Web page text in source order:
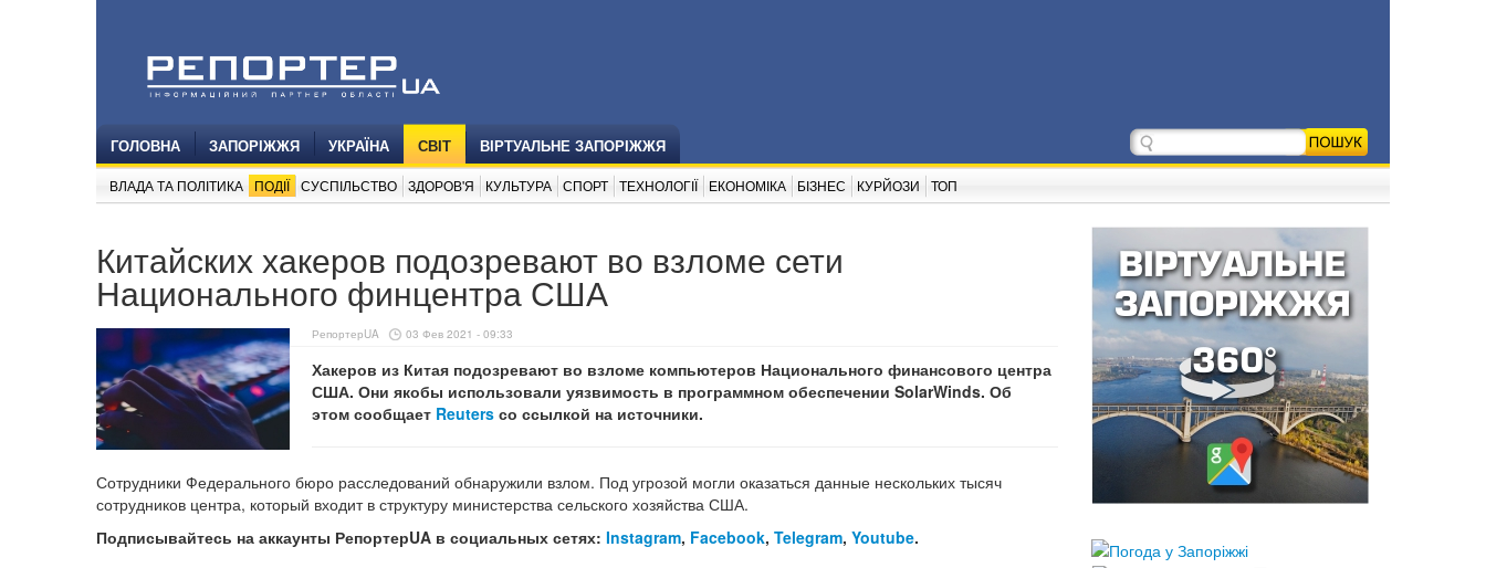
ГОЛОВНА ЗАПОРІЖЖЯ УКРАЇНА СВІТ ВІРТУАЛЬНЕ ЗАПОРІЖЖЯ
ВЛАДА ТА ПОЛІТИКА ПОДІЇ СУСПІЛЬСТВО ЗДОРОВ'Я КУЛЬТУРА СПОРТ ТЕХНОЛОГІЇ ЕКОНОМІКА БІЗНЕС КУРЙОЗИ ТОП
Китайских хакеров подозревают во взломе сети
Национального финцентра США
РепортерUA 03 Фев 2021 - 09:33
Хакеров из Китая подозревают во взломе компьютеров Национального финансового центра
США. Они якобы использовали уязвимость в программном обеспечении SolarWinds. Об
этом сообщает Reuters со ссылкой на источники.
Сотрудники Федерального бюро расследований обнаружили взлом. Под угрозой могли оказаться данные нескольких тысяч
сотрудников центра, который входит в структуру министерства сельского хозяйства США.
Подписывайтесь на аккаунты РепортерUA в социальных сетях: Instagram, Facebook, Telegram, Youtube.